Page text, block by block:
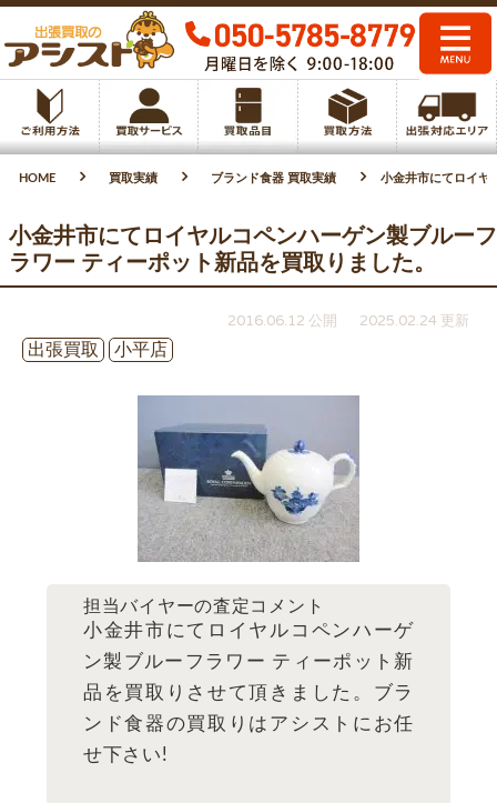
HOME 買取実績 ブランド食器 買取実績 小金井市にてロイヤ
小金井市にてロイヤルコペンハーゲン製ブルーフ
ラワー ティーポット新品を買取りました。
2016.06.12 公開
2025.02.24 更新
出張買取
小平店
担当バイヤーの査定コメント
小金井市にてロイヤルコペンハーゲ
ン製ブルーフラワー ティーポット新
品を買取りさせて頂きました。ブラ
ンド食器の買取りはアシストにお任
せ下さい!